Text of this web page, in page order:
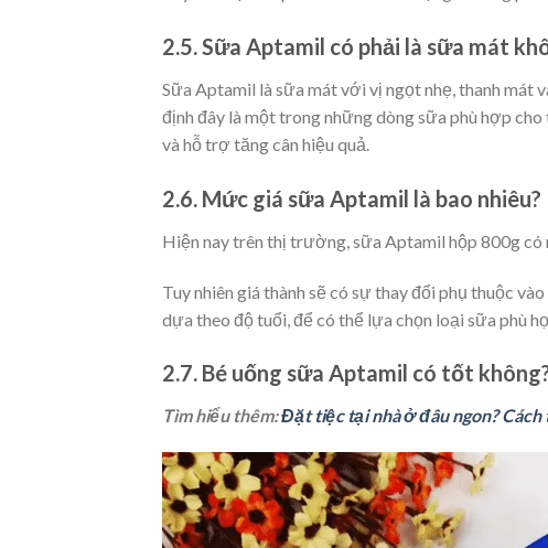
2.5. Sữa Aptamil có phải là sữa mát
Sữa Aptamil là sữa mát với vị ngọt nhẹ, thanh mát
định đây là một trong những dòng sữa phù hợp
và hỗ trợ tăng cân hiệu quả.
2.6. Mức giá sữa Aptamil là bao nhiêu?
Hiện nay trên thị trường, sữa Aptamil hộp 800g
Tuy nhiên giá thành sẽ có sự thay đổi phụ thuộc
dựa theo độ tuổi, để có thể lựa chọn loại sữa phù
2.7. Bé uống sữa Aptamil có tốt
Tìm hiểu thêm:Đặt tiệc tại nhà ở đâu ngon?